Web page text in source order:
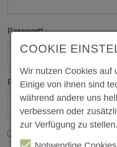
Passwort*
Passwort wiederholen*
Datenschutzhinweise
COOKIE
Wir nutzen Cookies auf
Einige von ihnen sind
während andere uns
verbessern oder
zur Verfügung zu stellen.